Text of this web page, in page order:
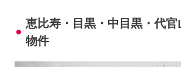
恵比寿・目黒・中目黒・代官
物件